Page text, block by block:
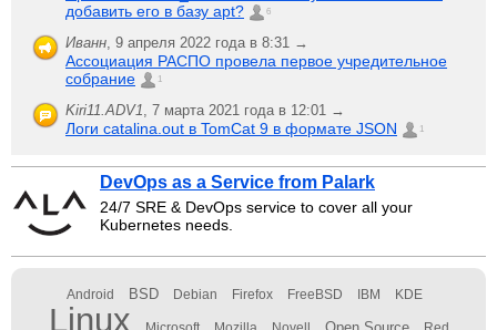
добавить его в базу apt?
6
Иванн, 9 апреля 2022 года в 8:31 →
Ассоциация РАСПО провела первое учредительное
собрание
1
Kiri11.ADV1, 7 марта 2021 года в 12:01 →
Логи catalina.out в TomCat 9 в формате JSON 1
DevOps as a Service from Palark
24/7 SRE & DevOps service to cover all your
Kubernetes needs.
Android BSD Debian Firefox FreeBSD IBM KDE
Linux